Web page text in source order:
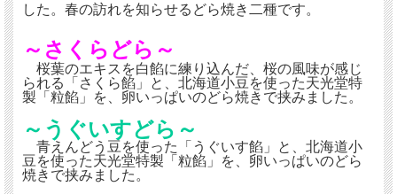
した。春の訪れを知らせるどら焼き二種です。
～さくらどら～
桜葉のエキスを白餡に練り込んだ、桜の風味が感じ
られる「さくら餡」と、北海道小豆を使った天光堂特
製「粒餡」を、卵いっぱいのどら焼きで挟みました。
～うぐいすどら～
青えんどう豆を使った「うぐいす餡」と、北海道小
豆を使った天光堂特製「粒餡」を、卵いっぱいのどら
焼きで挟みました。